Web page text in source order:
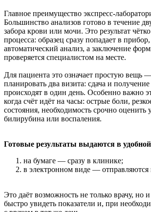
Главное преимущество экспресс-
Большинство анализов готово в течение
забора крови или мочи. Это результат
процесса: образец сразу попадает в
автоматический анализ, а заключение
проверяется специалистом на месте.
Для пациента это означает простую вещь
планировать два визита: сдача и получение
происходят в один день. Особенно важно
когда счёт идёт на часы: острые боли,
состояния, необходимость срочно оценить
билирубина или воспаления.
Готовые результаты выдаются в
на бумаге — сразу в клинике;
в электронном виде — отправляются
Это даёт возможность не только врачу, но
быстро увидеть показатели и, при